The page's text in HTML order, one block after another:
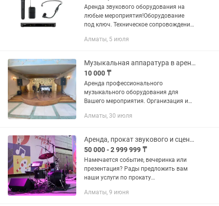
Аренда звукового оборудования на
любые мероприятия!Оборудование
под ключ. Техническое сопровождение
Алматы, 5 июля
Музыкальная аппаратура в аренду.
10 000 ₸
Аренда профессионального
музыкального оборудования для
Вашего мероприятия. Организация и
масштабов. Есть возможность
выгодных условиях для...
Алматы, 30 июля
Аренда, прокат звукового и сценического оборудования
50 000 - 2 999 999 ₸
Намечается событие, вечеринка или
презентация? Рады предложить вам
наши услуги по прокату
Звук Свет Бэклайн Ретро микрофон
Алматы, 9 июня